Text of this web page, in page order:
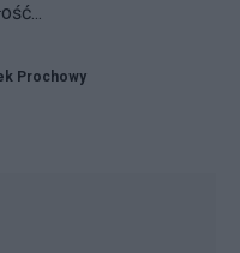
Prochowy